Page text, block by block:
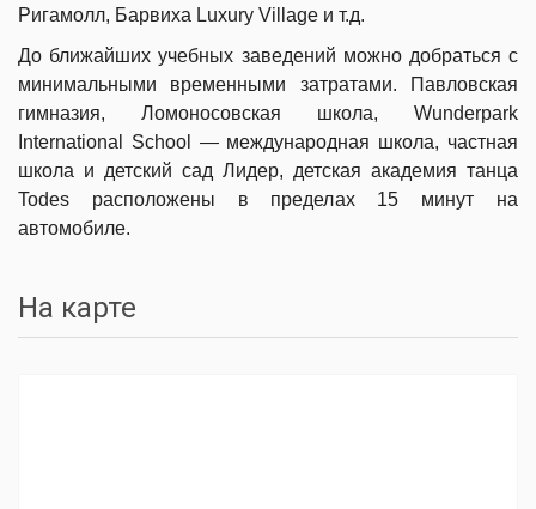
Ригамолл, Барвиха Luxury Village и т.д.
До ближайших учебных заведений можно добраться с
минимальными временными затратами. Павловская
гимназия, Ломоносовская школа, Wunderpark
International School — международная школа, частная
школа и детский сад Лидер, детская академия танца
Todes расположены в пределах 15 минут на
автомобиле.
На карте